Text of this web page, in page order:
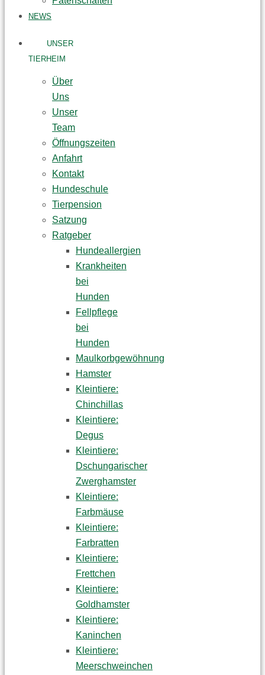
NEWS
UNSER
TIERHEIM
Über
Uns
Unser
Team
Öffnungszeiten
Anfahrt
Kontakt
Hundeschule
Tierpension
Satzung
Ratgeber
Hundeallergien
Krankheiten
bei
Hunden
Fellpflege
bei
Hunden
Maulkorbgewöhnung
Hamster
Kleintiere:
Chinchillas
Kleintiere:
Degus
Kleintiere:
Dschungarischer
Zwerghamster
Kleintiere:
Farbmäuse
Kleintiere:
Farbratten
Kleintiere:
Frettchen
Kleintiere:
Goldhamster
Kleintiere:
Kaninchen
Kleintiere:
Meerschweinchen